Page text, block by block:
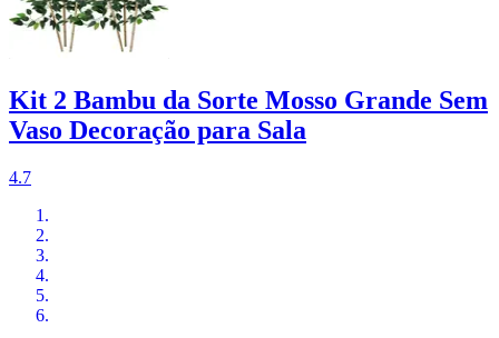
Kit 2 Bambu da Sorte Mosso Grande Sem
Vaso Decoração para Sala
4.7